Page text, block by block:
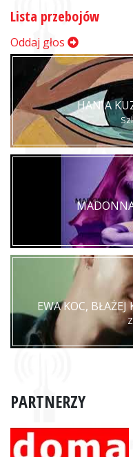
Lista przebojów
Oddaj głos
HANIA
EWA KOC,
PARTNERZY